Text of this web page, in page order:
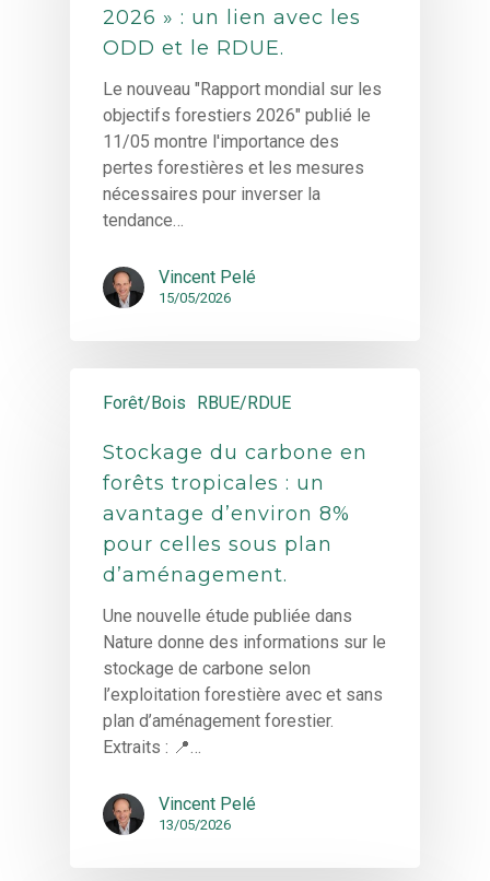
2026 » : un lien avec les
ODD et le RDUE.
Le nouveau "Rapport mondial sur les
objectifs forestiers 2026" publié le
11/05 montre l'importance des
pertes forestières et les mesures
nécessaires pour inverser la
tendance…
Vincent Pelé
15/05/2026
Forêt/Bois RBUE/RDUE
Stockage du carbone en
forêts tropicales : un
avantage d’environ 8%
pour celles sous plan
d’aménagement.
Une nouvelle étude publiée dans
Nature donne des informations sur le
stockage de carbone selon
l’exploitation forestière avec et sans
plan d’aménagement forestier.
Extraits : 📍…
Vincent Pelé
13/05/2026